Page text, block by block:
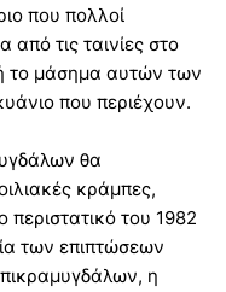
που πολλοί
τις ταινίες στο
το μάσημα αυτών των
που περιέχουν.
θα
κράμπες,
του 1982
των επιπτώσεων
η